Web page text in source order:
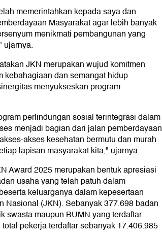
memerintahkan kepada saya dan
Masyarakat agar lebih banyak
menikmati pembangunan yang
ujarnya.
JKN merupakan wujud komitmen
kebahagiaan dan semangat hidup
menyukseskan program
perlindungan sosial terintegrasi dalam
menjadi bagian dari jalan pemberdayaan
akses kesehatan bermutu dan murah
lapisan masyarakat kita," ujarnya.
Award 2025 merupakan bentuk apresiasi
usaha yang telah patuh dalam
keluarganya dalam kepesertaan
Nasional (JKN). Sebanyak 377.698 badan
swasta maupun BUMN yang terdaftar
pekerja terdaftar sebanyak 17.406.985